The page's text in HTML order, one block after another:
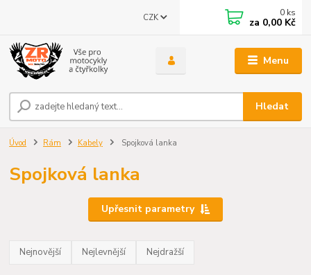
Menu
CZK
Hledat
0 ks
za 0,00 Kč
Úvod Rám Kabely Spojková lanka
Spojková lanka
Upřesnit parametry
Nejnovější Nejlevnější Nejdražší